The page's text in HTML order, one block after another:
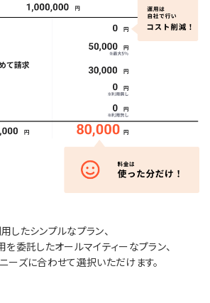
したシンプルなプラン、
を委託したオールマイティーなプラン、
ーズに合わせて選択いただけます。